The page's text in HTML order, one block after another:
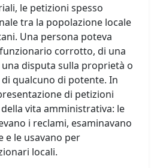
le petizioni spesso
tra la popolazione locale
Una persona poteva
corrotto, di una
disputa sulla proprietà o
qualcuno di potente. In
di petizioni
vita amministrativa: le
i reclami, esaminavano
e le usavano per
locali.